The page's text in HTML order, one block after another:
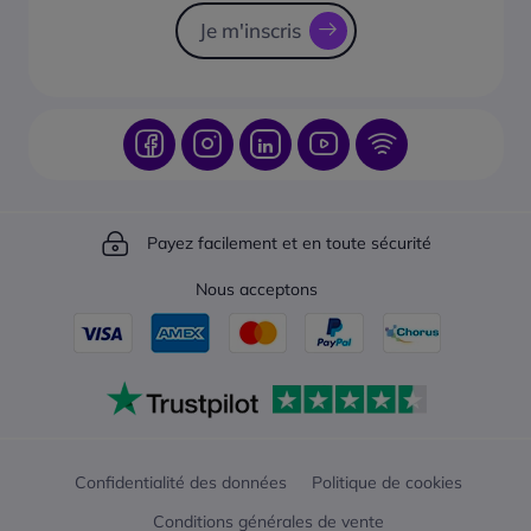
Je m'inscris
Payez facilement et en toute sécurité
Nous acceptons
Confidentialité des données
Politique de cookies
Conditions générales de vente